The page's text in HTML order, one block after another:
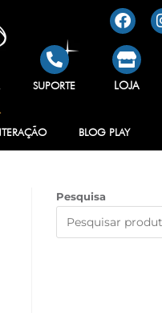
SUPORTE LOJA
BLOG PLAY
Pesquisa